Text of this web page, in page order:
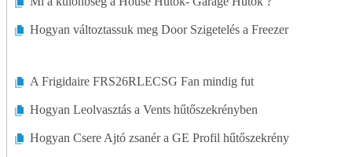
Hogyan változtassuk meg Door Szigetelés a Freezer
A Frigidaire FRS26RLECSG Fan mindig fut
Hogyan Leolvasztás a Vents hűtőszekrényben
Hogyan Csere Ajtó zsanér a GE Profil hűtőszekrény